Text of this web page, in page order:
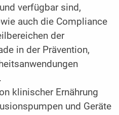
verfügbar sind,
auch die Compliance
der
in der Prävention,
klinischer Ernährung
und Geräte